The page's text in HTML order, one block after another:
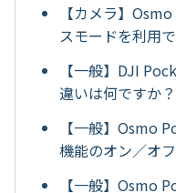
【カメラ】
スモードを利用
【一般】DJI
違いは何ですか？
【一般】Osmo
機能のオン／オ
【一般】Osmo